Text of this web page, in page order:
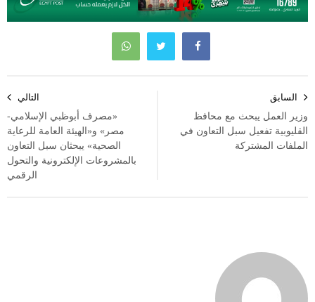
المقالات
السابق
وزير العمل يبحث مع محافظ
القليوبية تفعيل سبل التعاون في
الملفات المشتركة
التالي
«مصرف أبوظبي الإسلامي-
مصر» و«الهيئة العامة للرعاية
الصحية» يبحثان سبل التعاون
بالمشروعات الإلكترونية والتحول
الرقمي